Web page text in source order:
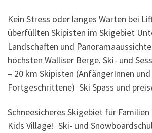
Kein Stress oder langes Warten bei
überfüllten Skipisten im Skigebiet
Landschaften und
höchsten Walliser Berge. Ski- und
– 20 km Skipisten (AnfängerInnen und
Fortgeschrittene) Ski Spass und
Schneesicheres Skigebiet für
Kids Village! Ski- und